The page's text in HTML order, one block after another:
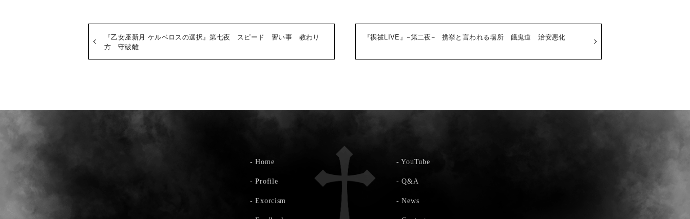
『乙女座新月 ケルベロスの選択』第七夜 スピード 習い事 教わり
方 守破離
『禊祓LIVE』−第二夜− 携挙と言われる場所 餓鬼道 治安悪化
-Home
-Profile
-Exorcism
-YouTube
-Q&A
-News